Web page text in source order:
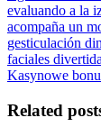
evaluando a la
acompaña un
gesticulación
faciales
Kasynowe
Related